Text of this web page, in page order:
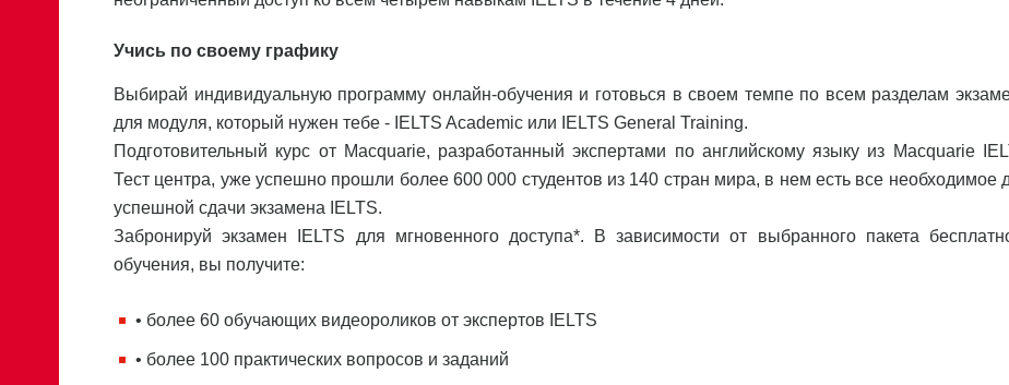
Учись по своему графику
Выбирай индивидуальную программу онлайн-обучения и готовься в своем темпе по всем разделам
для модуля, который нужен тебе - IELTS Academic или IELTS General Training.
Подготовительный курс от Macquarie, разработанный экспертами по английскому языку из Macquarie
Тест центра, уже успешно прошли более 600 000 студентов из 140 стран мира, в нем есть все необходимое
успешной сдачи экзамена IELTS.
Забронируй экзамен IELTS для мгновенного доступа*. В зависимости от выбранного пакета
обучения, вы получите:
• более 60 обучающих видеороликов от экспертов IELTS
• более 100 практических вопросов и заданий